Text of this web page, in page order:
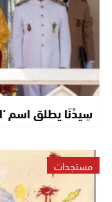
سِيدْنَا يطلق اسم
مستجدات